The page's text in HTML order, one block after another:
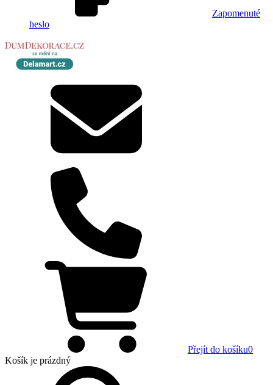
Zapomenuté
heslo
Přejít do košíku0
Košík je prázdný